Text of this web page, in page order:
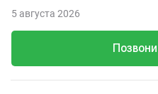
5 августа 2026